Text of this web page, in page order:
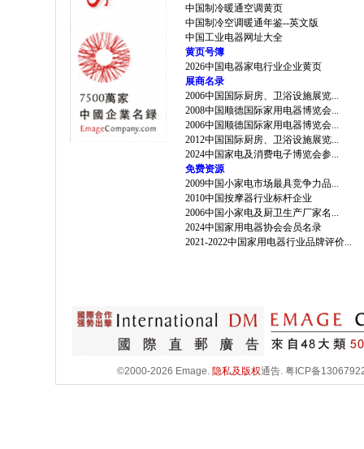
中国制冷暖通空调黄页
中国制冷空调暖通年鉴--英文版
中国工业电器网址大全
黄页号簿
2026中国电器家电行业企业黄页
展商名录
2006中国国际厨房、卫浴设施展览...
2008中国顺德国际家用电器博览会...
2006中国顺德国际家用电器博览会...
2012中国国际厨房、卫浴设施展览...
2024中国家电及消费电子博览会参...
免费资源
2009中国小家电市场最具竞争力品...
2010中国按摩器行业标杆企业
2006中国小家电及厨卫生产厂家名...
2024中国家用电器协会会员名录
2021-2022中国家用电器行业品牌评价...
©2000-2026 Emage. 隐私及版权通告. 粤ICP备